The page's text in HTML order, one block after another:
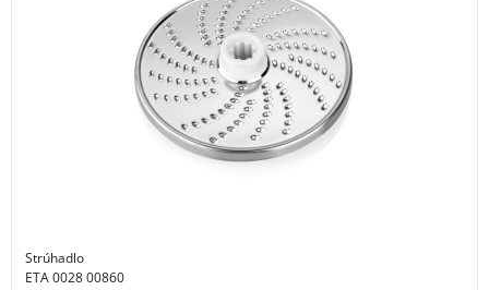
Strúhadlo
ETA 0028 00860